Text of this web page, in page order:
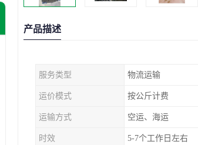
产品描述
服务类型 物流运输
运价模式 按公斤计费
运输方式 空运、海运
时效 5-7个工作日左右